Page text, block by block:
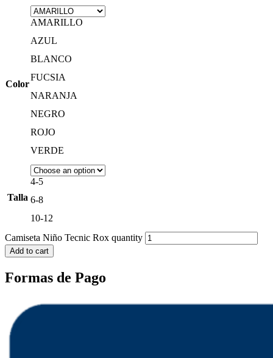
Color
AMARILLO
AZUL
BLANCO
FUCSIA
NARANJA
NEGRO
ROJO
VERDE
Talla
4-5
6-8
10-12
Camiseta Niño Tecnic Rox quantity
Add to cart
Formas de Pago